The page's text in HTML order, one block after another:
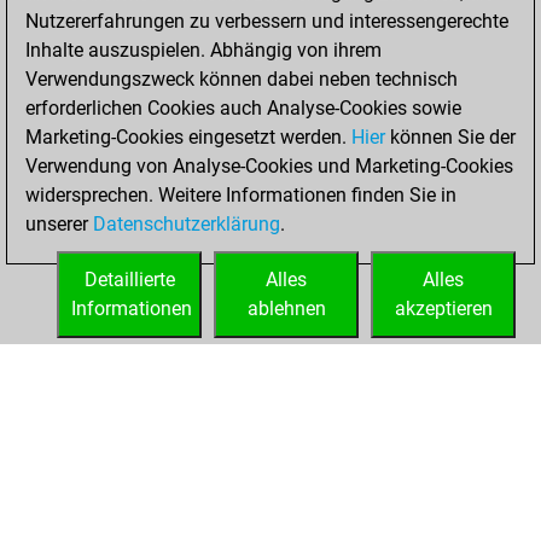
iosamamajaregypt 1575 1 w
mattpattschach 1713 1 b
netta 1257 1 b
staralolkamimo52 1370 1 w
carlosmontero 1214 1 w
charly55 1443 0 w
bulleur 1393 0 b
freakman 1142 1 w
jdecker9 1174 1 w
1246
geometre 1485 b
paolodg 1345 1 w
STARTSEITE ERFOLGE
Nutzererfahrungen zu verbessern und interessengerechte
Inhalte auszuspielen. Abhängig von ihrem
Verwendungszweck können dabei neben technisch
erforderlichen Cookies auch Analyse-Cookies sowie
Marketing-Cookies eingesetzt werden. Hierkönnen Sie der
Verwendung von Analyse-Cookies und Marketing-Cookies
widersprechen. Weitere Informationen finden Sie in
unserer Datenschutzerklärung.
Alles
akzeptieren
Alles
ablehnen
Detaillierte
Informationen